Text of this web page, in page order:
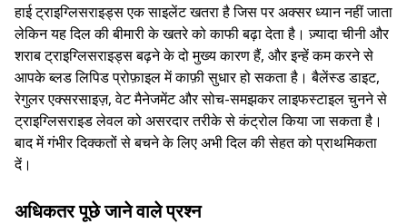
हाई ट्राइग्लिसराइड्स एक साइलेंट खतरा है जिस पर अक्सर ध्यान नहीं जाता
लेकिन यह दिल की बीमारी के खतरे को काफी बढ़ा देता है। ज़्यादा चीनी और
शराब ट्राइग्लिसराइड्स बढ़ने के दो मुख्य कारण हैं, और इन्हें कम करने से
आपके ब्लड लिपिड प्रोफ़ाइल में काफ़ी सुधार हो सकता है। बैलेंस्ड डाइट,
रेगुलर एक्सरसाइज़, वेट मैनेजमेंट और सोच-समझकर लाइफस्टाइल चुनने से
ट्राइग्लिसराइड लेवल को असरदार तरीके से कंट्रोल किया जा सकता है।
बाद में गंभीर दिक्कतों से बचने के लिए अभी दिल की सेहत को प्राथमिकता
दें।
अधिकतर पूछे जाने वाले प्रश्न